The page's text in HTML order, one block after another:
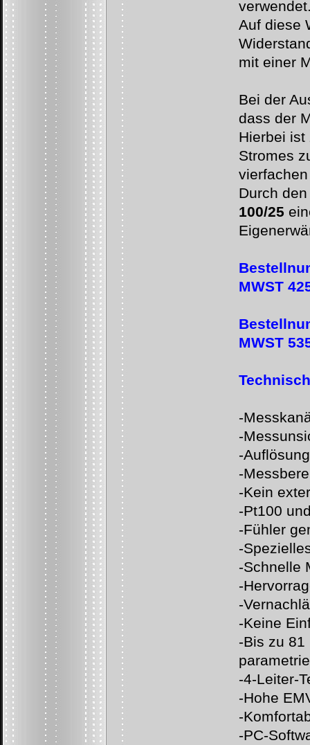
Auf diese
mit einer
Bei der
dass der
Hierbei ist
Stromes
Durch
100/25
MWST
MWST
-
-
-
-
-Kein
-Pt100
-Fühler
-
-Schnelle
-
-
-Keine
-Bis zu 81
-4-Leiter-
-Hohe
-
-PC-